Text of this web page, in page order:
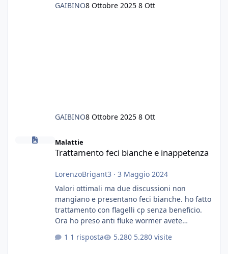
GAIBINO8 Ottobre 2025 8 Ott
GAIBINO8 Ottobre 2025 8 Ott
Trattamento feci bianche e inappetenza
Malattie
Trattamento feci bianche e inappetenza
LorenzoBrigant3 · 3 Maggio 2024
Valori ottimali ma due discussioni non
mangiano e presentano feci bianche. ho fatto
trattamento con flagelli cp senza beneficio.
Ora ho preso anti fluke wormer avete
sostanza
1 risposta 5.280 visite